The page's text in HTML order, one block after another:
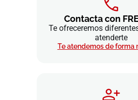
Contacta con
Te ofreceremos
atenderte
Te atendemos de forma